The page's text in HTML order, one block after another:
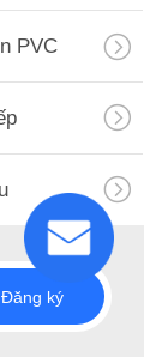
PVC
Đăng ký